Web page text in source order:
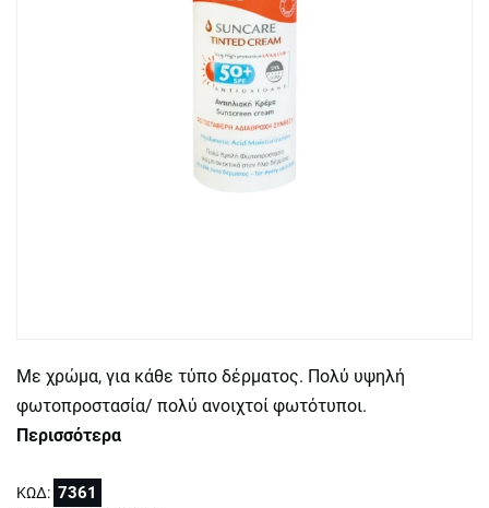
Με χρώμα, για κάθε τύπο δέρματος. Πολύ υψηλή
φωτοπροστασία/ πολύ ανοιχτοί φωτότυποι.
Περισσότερα
ΚΩΔ: 7361